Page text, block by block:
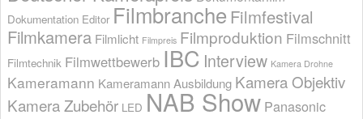
Dokumentation Editor Filmbranche Filmfestival
Filmkamera Filmlicht Filmpreis Filmproduktion Filmschnitt
Filmtechnik Filmwettbewerb IBC Interview Kamera Drohne
Kameramann Kameramann Ausbildung Kamera Objektiv
Kamera Zubehör LED NAB Show Panasonic